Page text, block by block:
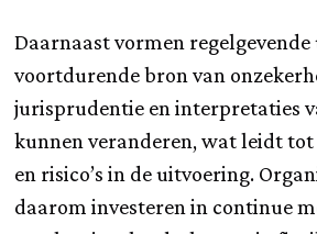
Daarnaast vormen regelgevende
voortdurende bron van
jurisprudentie en interpretaties
kunnen veranderen, wat leidt
en risico’s in de uitvoering.
daarom investeren in continue